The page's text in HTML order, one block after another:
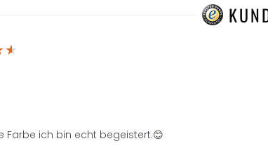
Farbe ich bin echt begeistert.😊